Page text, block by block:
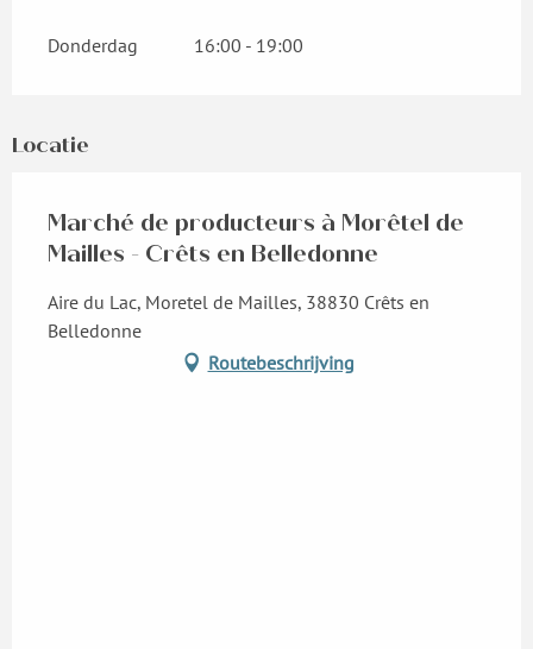
Donderdag 16:00 - 19:00
Locatie
Marché de producteurs à Morêtel de
Mailles - Crêts en Belledonne
Aire du Lac, Moretel de Mailles, 38830 Crêts en
Belledonne
Routebeschrijving